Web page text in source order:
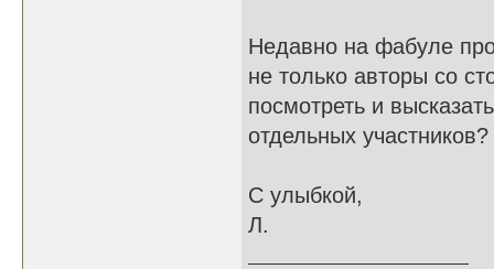
Недавно на фабуле
не только авторы со
посмотреть и
отдельных участников?
С улыбкой,
Л.